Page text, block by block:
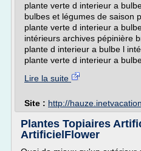
plante verte d interieur a
bulbes et légumes de saison
plante verte d interieur a
intérieurs archives pépinière
plante d interieur a bulbe l
plante verte d interieur a
Lire la suite
Site : http://
Plantes Topiaires
ArtificielFlower